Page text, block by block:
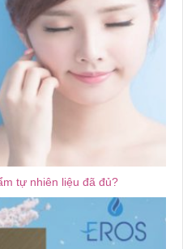
tự nhiên liệu đã đủ?